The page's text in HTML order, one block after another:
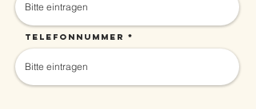
Telefonnummer